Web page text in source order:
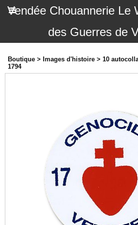
Vendée Chouannerie Le
des Guerres de
Boutique > Images d'histoire > 10
1794